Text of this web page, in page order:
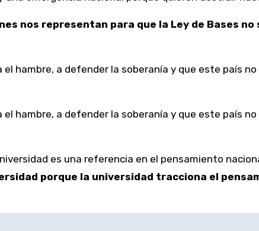
nos representan para que la Ley de Bases
hambre, a defender la soberanía y que este país
hambre, a defender la soberanía y que este país
es una referencia en el pensamiento
porque la universidad tracciona el